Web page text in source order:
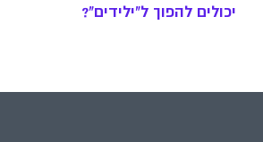
יכולים להפוך ל"ילידים"?